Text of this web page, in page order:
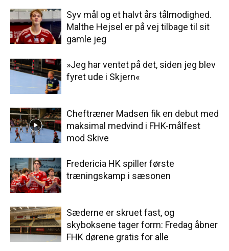
Syv mål og et halvt års tålmodighed.
Malthe Hejsel er på vej tilbage til sit
gamle jeg
»Jeg har ventet på det, siden jeg blev
fyret ude i Skjern«
Cheftræner Madsen fik en debut med
maksimal medvind i FHK-målfest
mod Skive
Fredericia HK spiller første
træningskamp i sæsonen
Sæderne er skruet fast, og
skyboksene tager form: Fredag åbner
FHK dørene gratis for alle